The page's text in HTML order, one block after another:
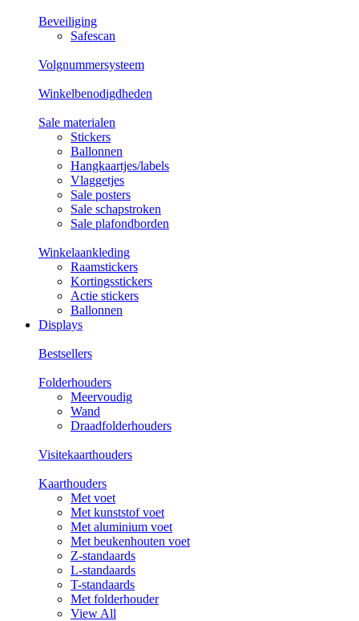
Beveiliging
Safescan
Volgnummersysteem
Winkelbenodigdheden
Sale materialen
Stickers
Ballonnen
Hangkaartjes/labels
Vlaggetjes
Sale posters
Sale schapstroken
Sale plafondborden
Winkelaankleding
Raamstickers
Kortingsstickers
Actie stickers
Ballonnen
Displays
Bestsellers
Folderhouders
Meervoudig
Wand
Draadfolderhouders
Visitekaarthouders
Kaarthouders
Met voet
Met kunststof voet
Met aluminium voet
Met beukenhouten voet
Z-standaards
L-standaards
T-standaards
Met folderhouder
View All